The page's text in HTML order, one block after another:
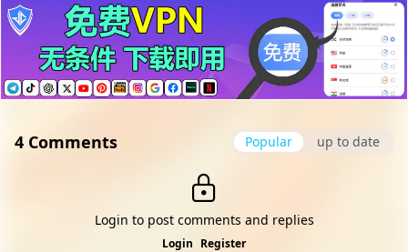
4 Comments Popular up to date
Login to post comments and replies
Login Register